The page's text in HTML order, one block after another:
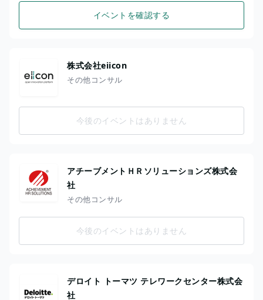
イベントを確認する
株式会社eiicon
その他コンサル
今後のイベントはありません
アチーブメントＨＲソリューションズ株式会
社
その他コンサル
今後のイベントはありません
デロイト トーマツ テレワークセンター株式会
社